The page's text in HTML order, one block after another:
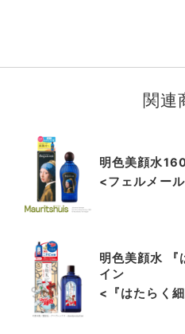
関連
明色美顔水
<フェルメー
明色美顔水 『
イン
<『はたらく